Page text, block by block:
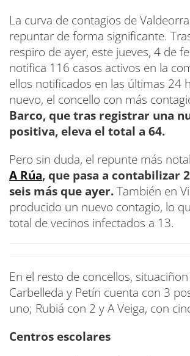
La curva de contagios de
repuntar de forma significante.
respiro de ayer, este jueves, 4 de
notifica 116 casos activos en la
ellos notificados en las últimas 24
nuevo, el concello con más
Barco, que tras registrar una
positiva, eleva el total a 64.
Pero sin duda, el repunte más
A Rúa, que pasa a contabilizar
seis más que ayer.También en
producido un nuevo contagio, lo
total de vecinos infectados a 13.
En el resto de concellos,
Carbelleda y Petín cuenta con 3
uno; Rubiá con 2 y A Veiga, con
Centros escolares